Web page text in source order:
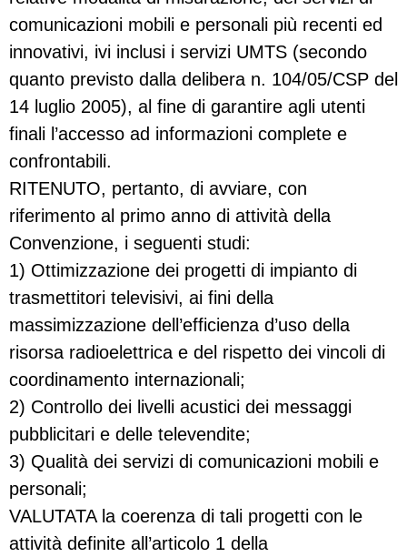
comunicazioni mobili e personali più recenti ed
innovativi, ivi inclusi i servizi UMTS (secondo
quanto previsto dalla delibera n. 104/05/CSP del
14 luglio 2005), al fine di garantire agli utenti
finali l’accesso ad informazioni complete e
confrontabili.
RITENUTO, pertanto, di avviare, con
riferimento al primo anno di attività della
Convenzione, i seguenti studi:
1) Ottimizzazione dei progetti di impianto di
trasmettitori televisivi, ai fini della
massimizzazione dell’efficienza d’uso della
risorsa radioelettrica e del rispetto dei vincoli di
coordinamento internazionali;
2) Controllo dei livelli acustici dei messaggi
pubblicitari e delle televendite;
3) Qualità dei servizi di comunicazioni mobili e
personali;
VALUTATA la coerenza di tali progetti con le
attività definite all’articolo 1 della